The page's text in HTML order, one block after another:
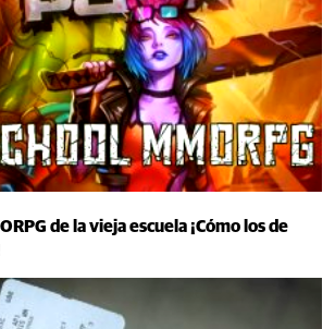
de la vieja escuela ¡Cómo los de